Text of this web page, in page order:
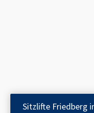
Sitzlifte Friedberg